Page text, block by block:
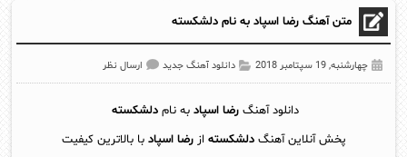
متن آهنگ رضا اسپاد به نام دلشکسته
چهارشنبه, 19 سپتامبر 2018 دانلود آهنگ جدید ارسال نظر
دانلود آهنگ رضا اسپاد به نام دلشکسته
پخش آنلاين آهنگدلشکسته ازرضا اسپاد با بالاترین کیفیت